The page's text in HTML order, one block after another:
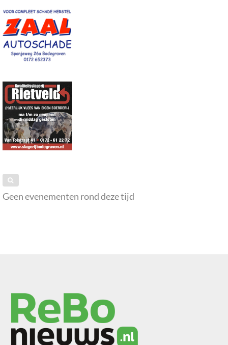
Geen evenementen rond deze tijd